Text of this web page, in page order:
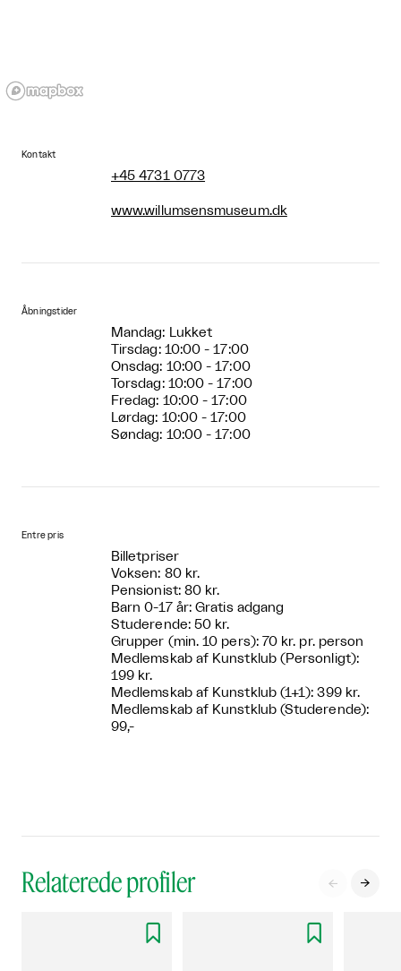
Kontakt
+45 4731 0773
www.willumsensmuseum.dk
Åbningstider
Mandag: Lukket
Tirsdag: 10:00 - 17:00
Onsdag: 10:00 - 17:00
Torsdag: 10:00 - 17:00
Fredag: 10:00 - 17:00
Lørdag: 10:00 - 17:00
Søndag: 10:00 - 17:00
Entre pris
Billetpriser
Voksen: 80 kr.
Pensionist: 80 kr.
Barn 0-17 år: Gratis adgang
Studerende: 50 kr.
Grupper (min. 10 pers): 70 kr. pr. person
Medlemskab af Kunstklub (Personligt):
199 kr.
Medlemskab af Kunstklub (1+1): 399 kr.
Medlemskab af Kunstklub (Studerende):
99,-
Relaterede profiler  
 